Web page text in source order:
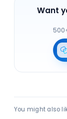
Want
You might also